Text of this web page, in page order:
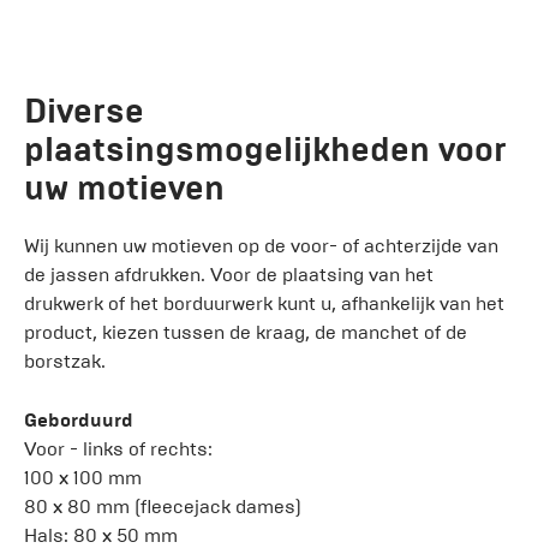
Diverse
plaatsingsmogelijkheden voor
uw motieven
Wij kunnen uw motieven op de voor- of achterzijde van
de jassen afdrukken. Voor de plaatsing van het
drukwerk of het borduurwerk kunt u, afhankelijk van het
product, kiezen tussen de kraag, de manchet of de
borstzak.
Geborduurd
Voor - links of rechts:
100 x 100 mm
80 x 80 mm (fleecejack dames)
Hals: 80 x 50 mm